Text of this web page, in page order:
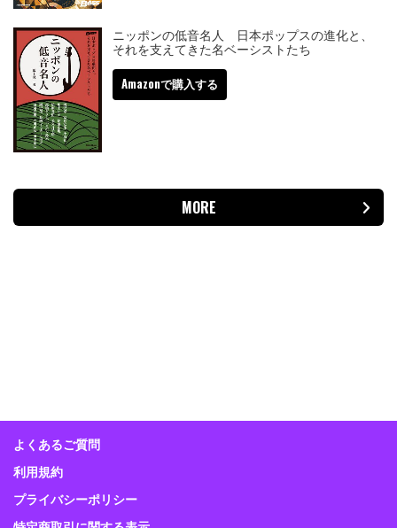
ニッポンの低音名人 日本ポップスの進化と、
それを支えてきた名ベーシストたち
Amazonで購入する
MORE
よくあるご質問
利用規約
プライバシーポリシー